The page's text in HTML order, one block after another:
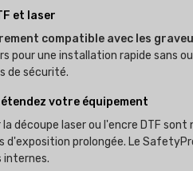
et laser
compatible avec les
pour une installation rapide sans
de sécurité.
votre équipement
la découpe laser ou l'encre DTF
d'exposition prolongée. Le
internes.